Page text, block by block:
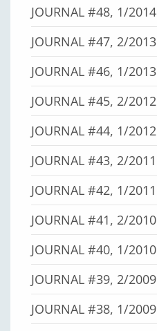
JOURNAL #48, 1/2014
JOURNAL #47, 2/2013
JOURNAL #46, 1/2013
JOURNAL #45, 2/2012
JOURNAL #44, 1/2012
JOURNAL #43, 2/2011
JOURNAL #42, 1/2011
JOURNAL #41, 2/2010
JOURNAL #40, 1/2010
JOURNAL #39, 2/2009
JOURNAL #38, 1/2009